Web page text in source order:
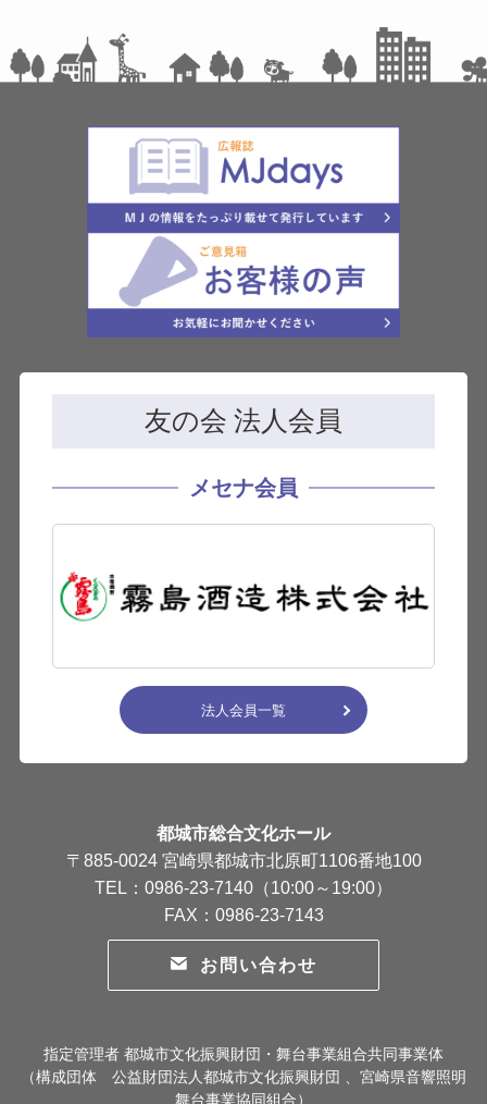
友の会 法人会員
メセナ会員
法人会員一覧
都城市総合文化ホール
〒885-0024 宮崎県都城市北原町1106番地100
TEL：0986-23-7140（10:00～19:00）
FAX：0986-23-7143
お問い合わせ
指定管理者 都城市文化振興財団・舞台事業組合共同事業体
（構成団体 公益財団法人都城市文化振興財団 、宮崎県音響照明
舞台事業協同組合）